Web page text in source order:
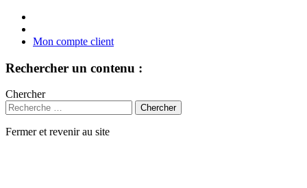
Mon compte client
Rechercher un contenu :
Chercher
Fermer et revenir au site